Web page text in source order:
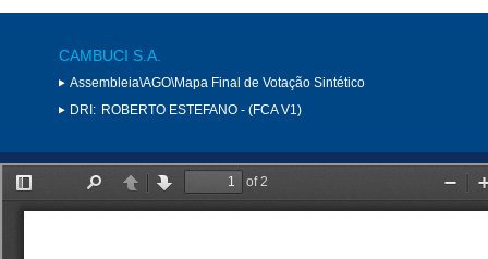
CAMBUCI S.A.
Assembleia\AGO\Mapa Final de Votação Sintético
DRI: ROBERTO ESTEFANO - (FCA V1)